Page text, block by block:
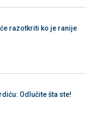
razotkriti ko je ranije
Odlučite šta ste!